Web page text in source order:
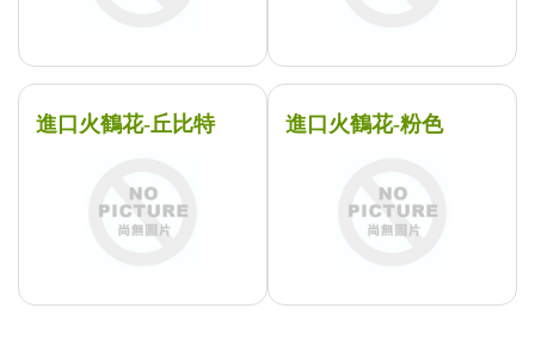
進口火鶴花-丘比特 進口火鶴花-粉色